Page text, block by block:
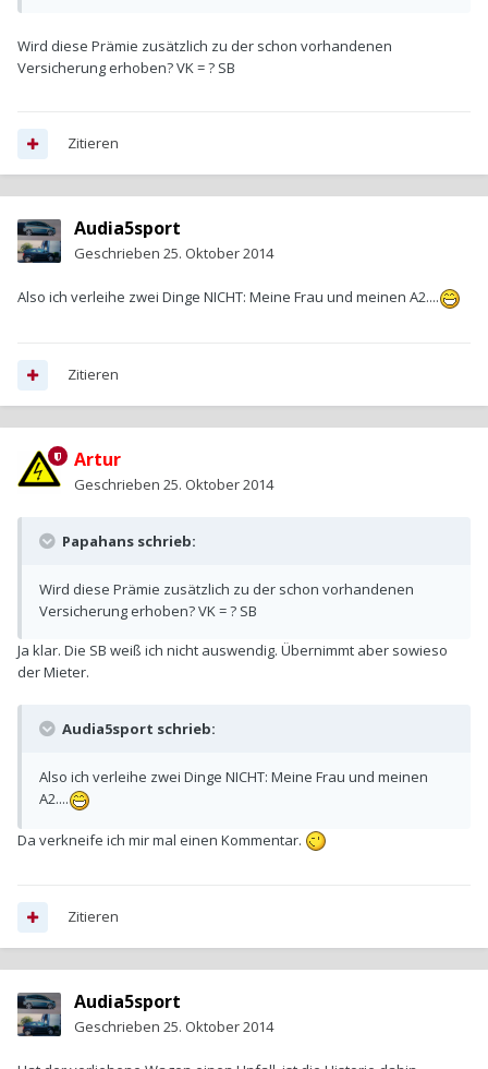
Wird diese Prämie zusätzlich zu der schon vorhandenen
Versicherung erhoben? VK = ? SB
Zitieren
Audia5sport
Geschrieben 25. Oktober 2014
Also ich verleihe zwei Dinge NICHT: Meine Frau und meinen A2....
Zitieren
Artur
Geschrieben 25. Oktober 2014
Papahans schrieb:
Wird diese Prämie zusätzlich zu der schon vorhandenen
Versicherung erhoben? VK = ? SB
Ja klar. Die SB weiß ich nicht auswendig. Übernimmt aber sowieso
der Mieter.
Audia5sport schrieb:
Also ich verleihe zwei Dinge NICHT: Meine Frau und meinen
A2....
Da verkneife ich mir mal einen Kommentar.
Zitieren
Audia5sport
Geschrieben 25. Oktober 2014